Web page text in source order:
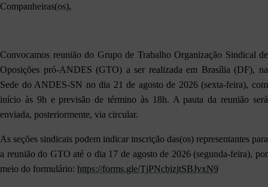
Companheiras(os),
Convocamos reunião do Grupo de Trabalho Organização Sindical de
Oposições pró-ANDES (GTO) a ser realizada em Brasília (DF), na
Sede do ANDES-SN no dia 21 de agosto de 2026 (sexta-feira), com
início às 9h e previsão de término às 18h. A pauta da reunião será
enviada, posteriormente, via circular.
As seções sindicais podem indicar inscrição das(os) representantes para
a reunião do GTO até o dia 17 de agosto de 2026 (segunda-feira), por
meio do formulário: https://forms.gle/TjPNcbizjtSBJvxN9